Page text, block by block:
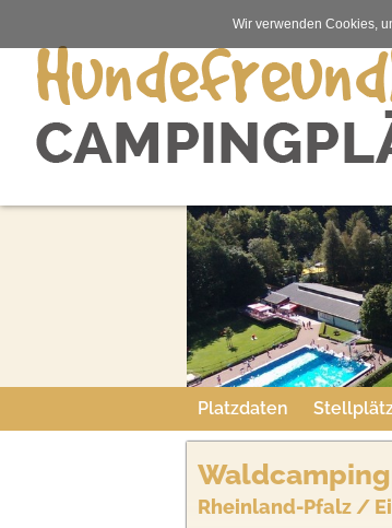
Platzdaten
Rheinland-Pfalz /
Wir verwenden Cookies,